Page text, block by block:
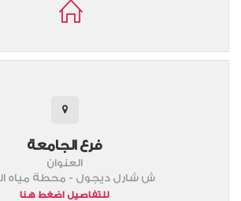
فرع الجامعة
العنوان
ش شارل ديجول - محطة مياه
للتفاصيل اضغط هنا